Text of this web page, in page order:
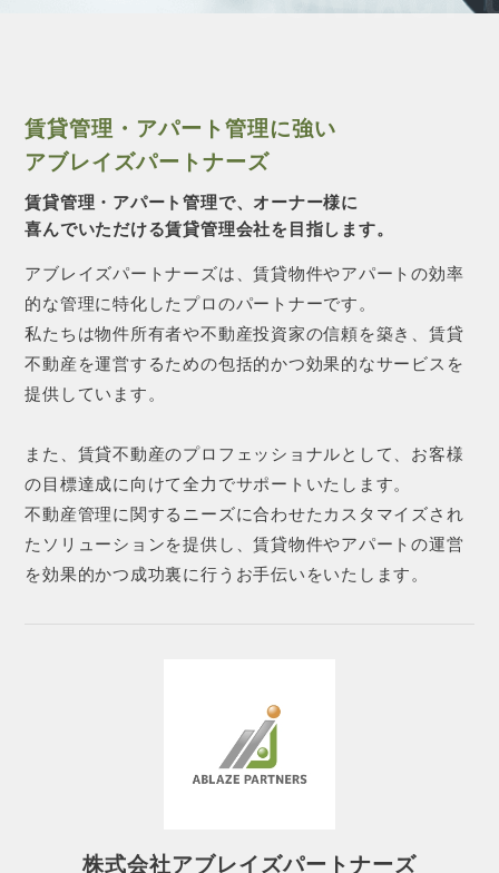
賃貸管理・アパート管理に強い
アブレイズパートナーズ
賃貸管理・アパート管理で、オーナー様に
喜んでいただける賃貸管理会社を目指します。
アブレイズパートナーズは、賃貸物件やアパートの効率
的な管理に特化したプロのパートナーです。
私たちは物件所有者や不動産投資家の信頼を築き、賃貸
不動産を運営するための包括的かつ効果的なサービスを
提供しています。
また、賃貸不動産のプロフェッショナルとして、お客様
の目標達成に向けて全力でサポートいたします。
不動産管理に関するニーズに合わせたカスタマイズされ
たソリューションを提供し、賃貸物件やアパートの運営
を効果的かつ成功裏に行うお手伝いをいたします。
株式会社アブレイズパートナーズ